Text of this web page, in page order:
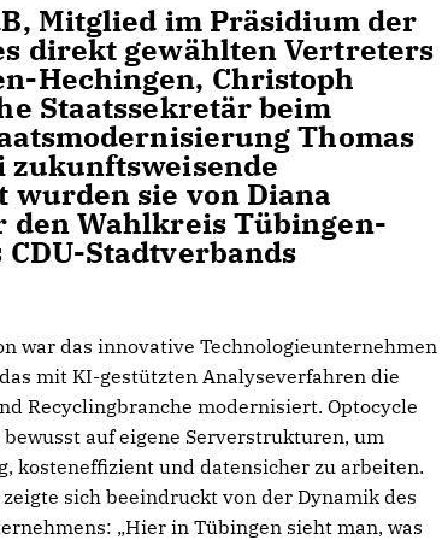
Mitglied im Präsidium der
direkt gewählten Vertreters
Hechingen, Christoph
Staatssekretär beim
Thomas
zukunftsweisende
sie von Diana
den Wahlkreis Tübingen-
Stadtverbands
war das innovative Technologieunternehmen
mit KI-gestützten Analyseverfahren die
Recyclingbranche modernisiert. Optocycle
auf eigene Serverstrukturen, um
kosteneffizient und datensicher zu arbeiten.
sich beeindruckt von der Dynamik des
„Hier in Tübingen sieht man, was